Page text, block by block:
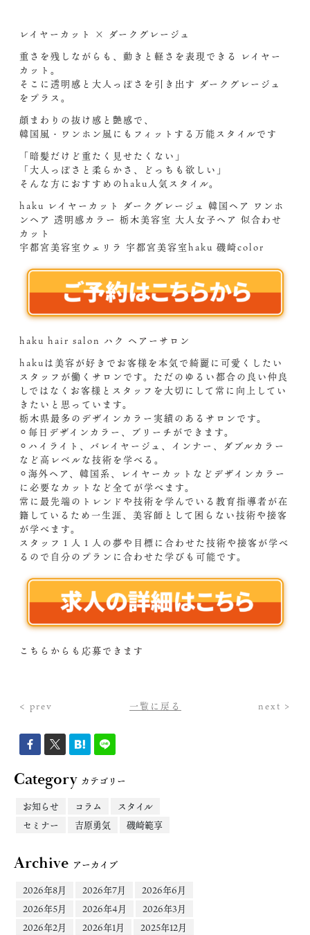
レイヤーカット × ダークグレージュ
重さを残しながらも、動きと軽さを表現できる レイヤー
カット。
そこに透明感と大人っぽさを引き出す ダークグレージュ
をプラス。
顔まわりの抜け感と艶感で、
韓国風・ワンホン風にもフィットする万能スタイルです
「暗髪だけど重たく見せたくない」
「大人っぽさと柔らかさ、どっちも欲しい」
そんな方におすすめのhaku人気スタイル。
haku レイヤーカット ダークグレージュ 韓国ヘア ワンホ
ンヘア 透明感カラー 栃木美容室 大人女子ヘア 似合わせ
カット
宇都宮美容室ウェリラ 宇都宮美容室haku 磯崎color
haku hair salon ハク ヘアーサロン
hakuは美容が好きでお客様を本気で綺麗に可愛くしたい
スタッフが働くサロンです。ただのゆるい都合の良い仲良
しではなくお客様とスタッフを大切にして常に向上してい
きたいと思っています。
栃木県最多のデザインカラー実績のあるサロンです。
⚪︎毎日デザインカラー、ブリーチができます。
⚪︎ハイライト、バレイヤージュ、インナー、ダブルカラー
など高レベルな技術を学べる。
⚪︎海外ヘア、韓国系、レイヤーカットなどデザインカラー
に必要なカットなど全てが学べます。
常に最先端のトレンドや技術を学んでいる教育指導者が在
籍しているため一生涯、美容師として困らない技術や接客
が学べます。
スタッフ１人１人の夢や目標に合わせた技術や接客が学べ
るので自分のプランに合わせた学びも可能です。
こちらからも応募できます
< prev 一覧に戻る next >
Categoryカテゴリー
お知らせ
コラム
スタイル
セミナー
吉原勇気 磯崎範享
Archive アーカイブ
2026年8月
2026年7月
2026年6月
2026年5月
2026年4月
2026年3月
2026年2月
2026年1月
2025年12月